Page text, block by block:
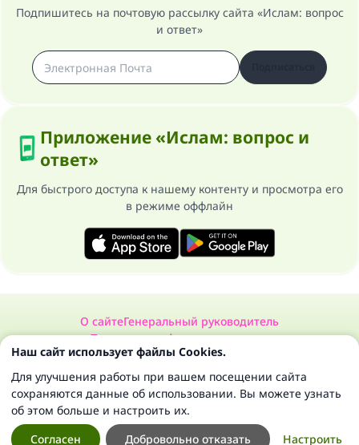
Подпишитесь на почтовую рассылку сайта «Ислам: вопрос
и ответ»
Приложение «Ислам: вопрос и
ответ»
Для быстрого доступа к нашему контенту и просмотра его
в режиме оффлайн
О сайтеГенеральный руководитель
Политика конфиденциальности
Сайт «Ислам: вопрос и ответ». Все права защищены 1997-2025 ©
Наш сайт использует файлы Cookies.
Для улучшения работы при вашем посещении сайта
сохраняются данные об использовании. Вы можете узнать
об этом больше и настроить их.
Настроить
Добровольно отказать
Согласен